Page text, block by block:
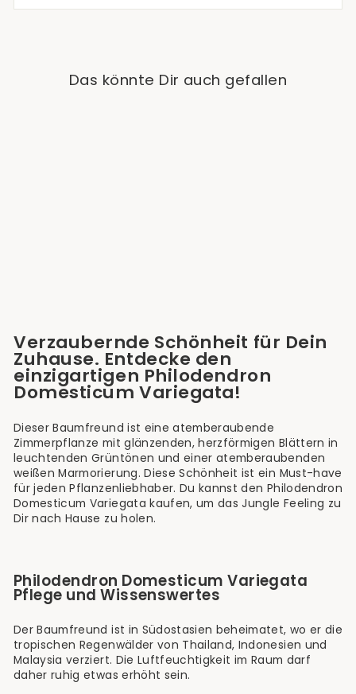
Das könnte Dir auch gefallen
Verzaubernde Schönheit für Dein
Zuhause. Entdecke den
einzigartigen Philodendron
Domesticum Variegata!
Dieser Baumfreund ist eine atemberaubende
Zimmerpflanze mit glänzenden, herzförmigen Blättern in
leuchtenden Grüntönen und einer atemberaubenden
weißen Marmorierung. Diese Schönheit ist ein Must-have
für jeden Pflanzenliebhaber. Du kannst den Philodendron
Domesticum Variegata kaufen, um das Jungle Feeling zu
Dir nach Hause zu holen.
Philodendron Domesticum Variegata
Pflege und Wissenswertes
Der Baumfreund ist in Südostasien beheimatet, wo er die
tropischen Regenwälder von Thailand, Indonesien und
Malaysia verziert. Die Luftfeuchtigkeit im Raum darf
daher ruhig etwas erhöht sein.